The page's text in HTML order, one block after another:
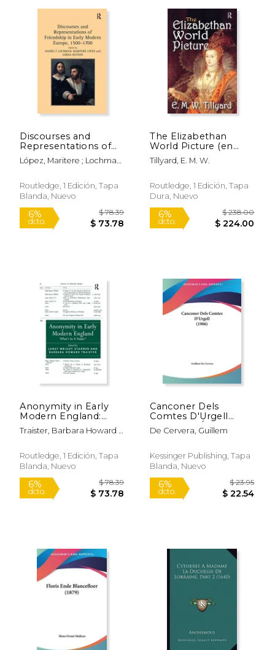
6% 6%
dcto.
dcto. dcto.
Discourses and
Representations of
Friendship in Early
Modern Europe, 1500
López, Maritere ; Lochman,
Routledge, 1 Edición, Tapa
Blanda, Nuevo
The Elizabethan
World Picture (en
Inglés)
Tillyard, E. M. W.
Routledge, 1 Edición, Tapa
Dura, Nuevo
Anonymity in Early
Modern England:
'What's in a Name?'
(en Inglés)
Traister, Barbara Howard ;
Routledge, 1 Edición, Tapa
Blanda, Nuevo
Canconer Dels
Comtes D'Urgell
(1906) (en Árabe)
De Cervera, Guillem
Kessinger Publishing, Tapa
Blanda, Nuevo